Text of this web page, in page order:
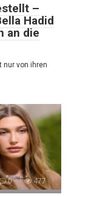
–
Hadid
an die
nur von ihren
0 477